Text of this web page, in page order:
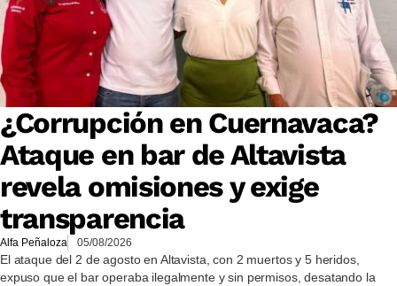
¿Corrupción en Cuernavaca?
Ataque en bar de Altavista
revela omisiones y exige
transparencia
Alfa Peñaloza 05/08/2026
El ataque del 2 de agosto en Altavista, con 2 muertos y 5 heridos,
expuso que el bar operaba ilegalmente y sin permisos, desatando la